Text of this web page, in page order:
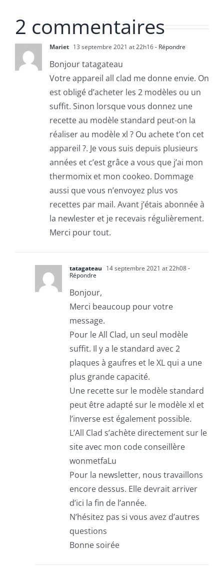
2 commentaires
Mariet 13 septembre 2021 at 22h16- Répondre
Bonjour tatagateau
Votre appareil all clad me donne envie. On
est obligé d’acheter les 2 modèles ou un
suffit. Sinon lorsque vous donnez une
recette au modèle standard peut-on la
réaliser au modèle xl ? Ou achete t’on cet
appareil ?. Je vous suis depuis plusieurs
années et c’est grâce a vous que j’ai mon
thermomix et mon cookeo. Dommage
aussi que vous n’envoyez plus vos
recettes par mail. Avant j’étais abonnée à
la newlester et je recevais régulièrement.
Merci pour tout.
tatagateau 14 septembre 2021 at 22h08-
Répondre
Bonjour,
Merci beaucoup pour votre
message.
Pour le All Clad, un seul modèle
suffit. Il y a le standard avec 2
plaques à gaufres et le XL qui a une
plus grande capacité.
Une recette sur le modèle standard
peut être adapté sur le modèle xl et
l’inverse est également possible.
L’All Clad s’achète directement sur le
site avec mon code conseillère
wonmetfaLu
Pour la newsletter, nous travaillons
encore dessus. Elle devrait arriver
d’ici la fin de l’année.
N’hésitez pas si vous avez d’autres
questions
Bonne soirée